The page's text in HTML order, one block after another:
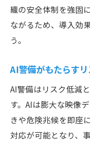
例
モニタリン
ウハウ
織の安全体制を強固
ながるため、導入効
う。
AI警備がもたらす
AI警備はリスク低減
す。AIは膨大な映像
きや危険兆候を即座
対応が可能となり、